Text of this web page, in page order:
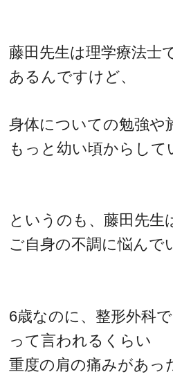
藤田先生は理学療法士
あるんですけど、
身体についての勉強や
もっと幼い頃からして
というのも、藤田先生
ご自身の不調に悩んで
6歳なのに、整形外科で
って言われるくらい
重度の肩の痛みがあっ